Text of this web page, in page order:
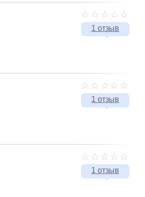
1 отзыв
1 отзыв
1 отзыв